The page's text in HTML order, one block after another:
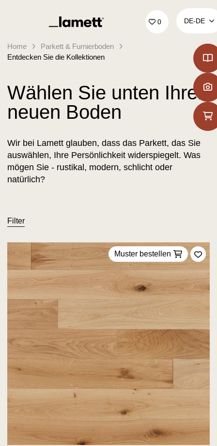
Zurück zur Startseite 0 DE‑DE
Home
Parkett & Furnierboden
Entdecken Sie die Kollektionen
Wählen Sie unten Ihren
neuen Boden
Wir bei Lamett glauben, dass das Parkett, das Sie
auswählen, Ihre Persönlichkeit widerspiegelt. Was
mögen Sie - rustikal, modern, schlicht oder
natürlich?
Filter
Muster bestellen
Zu